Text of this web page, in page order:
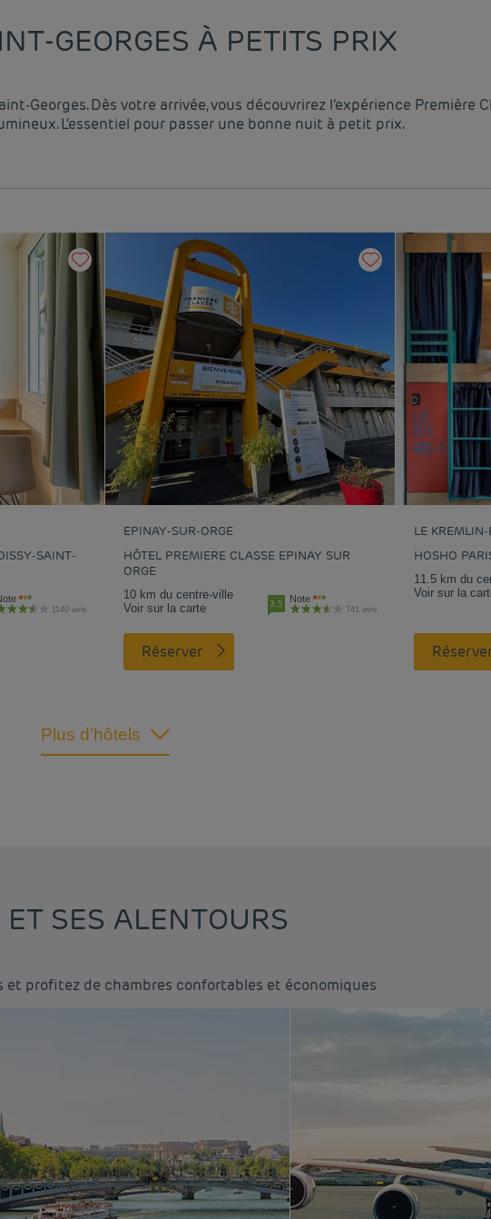
GEORGES À PETITS PRIX
Georges. Dès votre arrivée, vous découvrirez l’expérience Première
L’essentiel pour passer une bonne nuit à petit prix.
SAINT-
1140 avis
EPINAY-SUR-ORGE
HÔTEL PREMIERE CLASSE EPINAY SUR
ORGE
10 km du centre-ville
Voir sur la carte
3.5 Note
741 avis
Réserver
LE
HOSHO
11.5 km du
Voir sur la
Plus d’hôtels
SES ALENTOURS
et profitez de chambres confortables et économiques